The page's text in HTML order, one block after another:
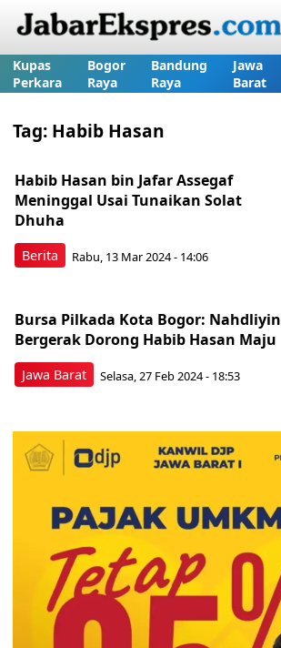
Kupas
Perkara
Bogor
Raya
Bandung
Raya
Jawa
Barat
Tag: Habib Hasan
Berita
Habib Hasan bin Jafar Assegaf
Meninggal Usai Tunaikan Solat
Dhuha
Rabu, 13 Mar 2024 - 14:06
Jawa Barat
Bursa Pilkada Kota Bogor: Nahdliyin
Bergerak Dorong Habib Hasan Maju
Selasa, 27 Feb 2024 - 18:53